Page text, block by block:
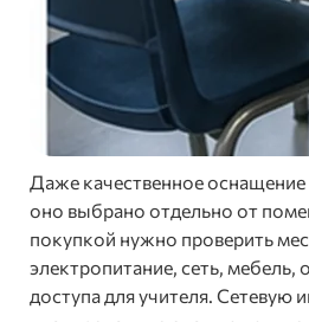
Даже качественное оснащение
оно выбрано отдельно от
покупкой нужно проверить
электропитание, сеть, мебель,
доступа для учителя. Сетевую